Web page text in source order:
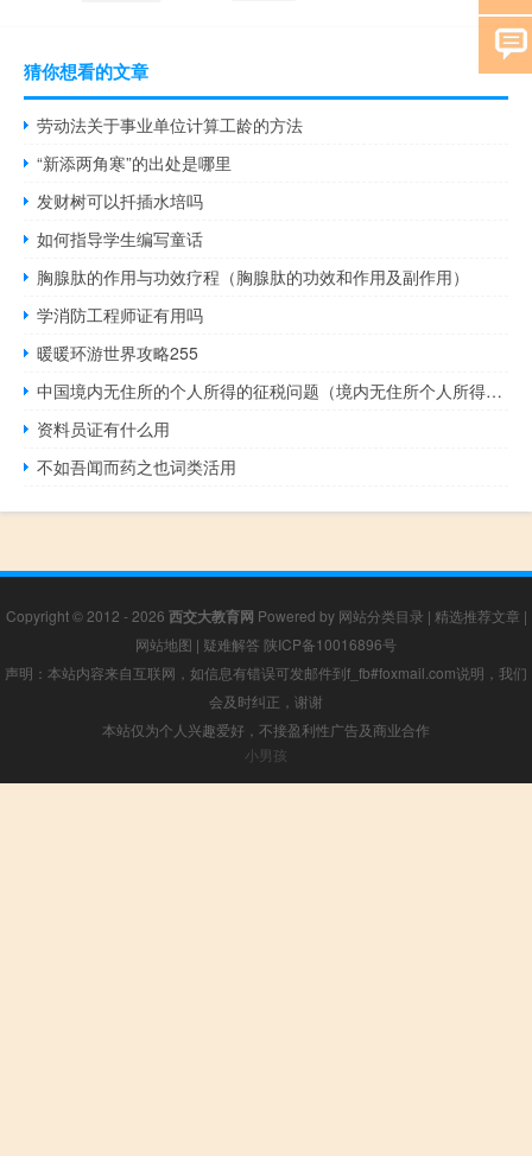
猜你想看的文章
劳动法关于事业单位计算工龄的方法
“新添两角寒”的出处是哪里
发财树可以扦插水培吗
如何指导学生编写童话
胸腺肽的作用与功效疗程（胸腺肽的功效和作用及副作用）
学消防工程师证有用吗
暖暖环游世界攻略255
中国境内无住所的个人所得的征税问题（境内无住所个人所得税）
资料员证有什么用
不如吾闻而药之也词类活用
Copyright © 2012 - 2026 西交大教育网 Powered by 网站分类目录 | 精选推荐文章 |
网站地图 | 疑难解答 陕ICP备10016896号
声明：本站内容来自互联网，如信息有错误可发邮件到f_fb#foxmail.com说明，我们
会及时纠正，谢谢
本站仅为个人兴趣爱好，不接盈利性广告及商业合作
小男孩